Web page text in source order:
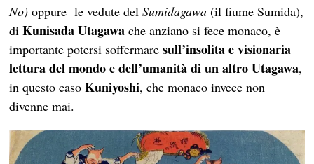
No) oppure le vedute delSumidagawa (il fiume Sumida),
diKunisada Utagawa che anziano si fece monaco, è
importante potersi soffermaresull’insolita e visionaria
lettura del mondo e dell’umanità di un altro Utagawa,
in questo casoKuniyoshi, che monaco invece non
divenne mai.